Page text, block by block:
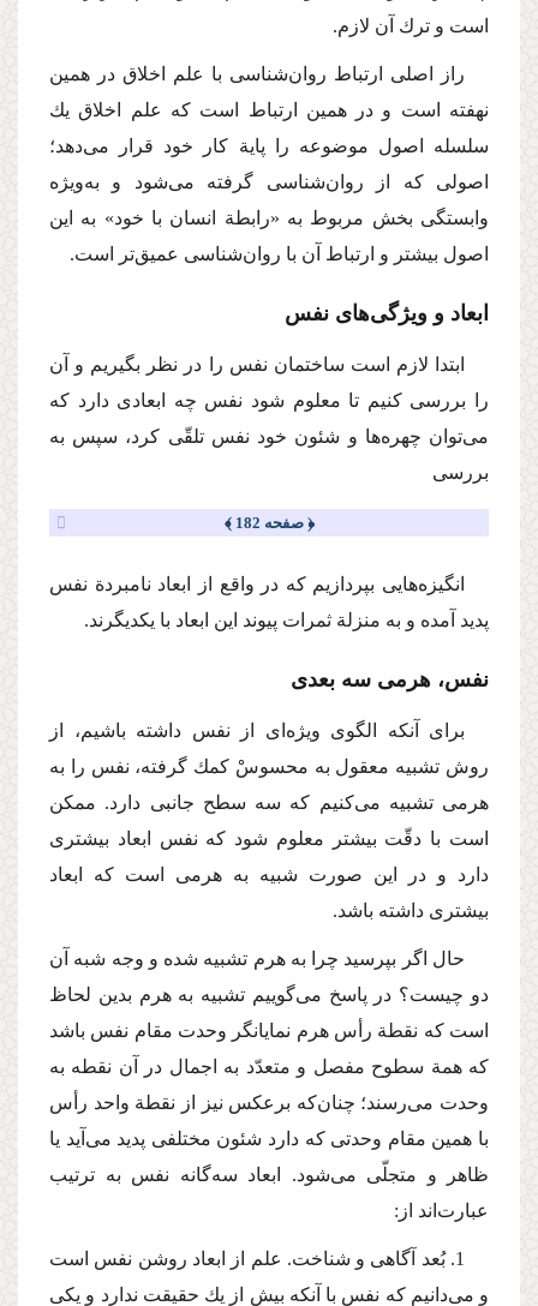
است و ترك آن لازم.
راز اصلی ارتباط روان‌شناسی با علم اخلاق در همین‌
نهفته است و در همین ارتباط است که علم اخلاق یك
سلسله اصول موضوعه را پایة كار خود قرار می‌دهد؛
اصولی كه از روان‌شناسی گرفته می‌شود و به‌ویژه
وابستگی بخش مربوط به «رابطة انسان با خود» به این
اصول بیشتر و ارتباط آن با روان‌شناسی عمیق‌تر است.
ابعاد و ویژگی‌های نفس
ابتدا لازم است ساختمان نفس را در نظر بگیریم و آن
را بررسی كنیم تا معلوم شود نفس چه ابعادی دارد كه
می‌توان چهره‌ها و شئون خود نفس تلقّی كرد، سپس به
بررسی
﴿ صفحه 182 ﴾
انگیزه‌هایی بپردازیم كه در واقع از ابعاد نامبردة نفس
پدید آمده و به منزلة ثمرات پیوند این ابعاد با یكدیگرند.
نفس، هرمی سه بعدی
برای آنكه الگوی ویژه‌ای از نفس داشته باشیم، از
روش تشبیه معقول به محسوسْ كمك گرفته، نفس را به
هرمی تشبیه می‌كنیم كه سه سطح جانبی دارد. ممكن
است با دقّت بیشتر معلوم شود كه نفس ابعاد بیشتری
دارد و در این صورت شبیه به هرمی است كه ابعاد
بیشتری داشته باشد.
حال اگر بپرسید چرا به هرم تشبیه شده و وجه شبه آن
دو چیست؟ در پاسخ می‌گوییم تشبیه به هرم بدین لحاظ
است كه نقطة رأس هرم نمایانگر وحدت مقام نفس باشد
كه همة سطوح مفصل و متعدّد به اجمال در آن نقطه به
وحدت می‌رسند؛ چنان‌كه برعكس نیز از نقطة واحد رأس
با همین مقام وحدتی كه دارد شئون مختلفی پدید می‌آید یا
ظاهر و متجلّی می‌شود. ابعاد سه‌گانه نفس به ترتیب
عبار‌ت‌اند از:
1. بُعد آگاهی و شناخت. علم از ابعاد روشن نفس است
و می‌دانیم كه نفس با آنكه بیش از یك حقیقت ندارد و یكی